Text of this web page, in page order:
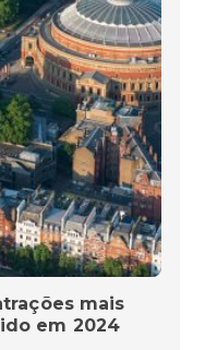
mais
em 2024